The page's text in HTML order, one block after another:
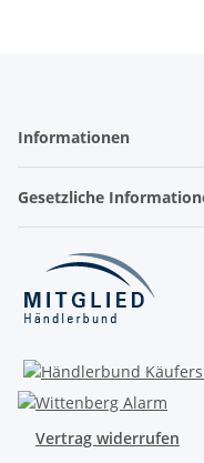
Informationen
Gesetzliche
Vertrag widerrufen